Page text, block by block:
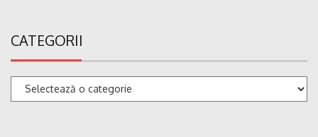
CATEGORII
Categorii